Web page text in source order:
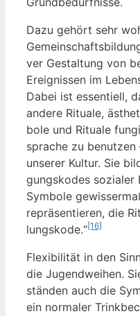
Dazu gehört sehr
ver Gestal­tung von
Ereig­nis­sen im
Dabei ist essen­ti­ell,
ande­re Ritua­le,
bo­le und Ritua­le
spra­che zu benut­zen
unse­rer Kul­tur. Sie
gungs­ko­des sozia­ler
Sym­bo­le
reprä­sen­tie­ren, die
lungs­ko­de.“[16]
Fle­xi­bi­li­tät in den
die Jugend­wei­hen.
stän­den auch die
ein nor­ma­ler